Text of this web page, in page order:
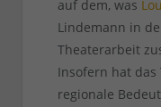
auf dem, was
Lindemann in
Theaterarbeit
Insofern hat
regionale